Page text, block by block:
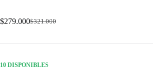
$321.000
Original
was:
$279.000Current
is:
10 DISPONIBLES